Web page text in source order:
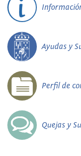
Ayudas y
Perfil de
Quejas y